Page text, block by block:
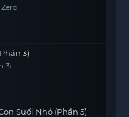
3)
3)
Suối Nhỏ (Phần 5)